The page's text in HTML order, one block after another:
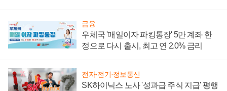
금융
우체국 '매일이자 파킹통장' 5만 계좌 한
정으로 다시 출시, 최고 연 2.0% 금리
전자·전기·정보통신
SK하이닉스 노사 '성과급 주식 지급' 평행